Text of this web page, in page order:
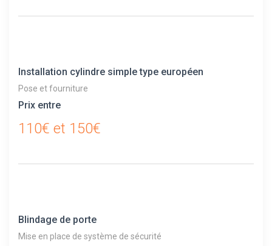
Installation cylindre simple type européen
Pose et fourniture
Prix entre
110€ et 150€
Blindage de porte
Mise en place de système de sécurité